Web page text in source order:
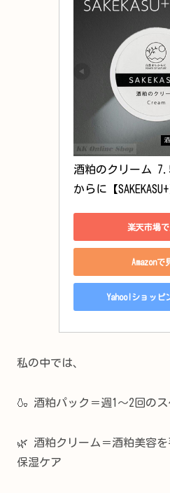
酒粕のクリーム
からに【SAKEKASU+
楽天市場
Amazonで
Yahoo!ショッピ
私の中では、
🍶 酒粕パック＝週1〜2回の
🌿 酒粕クリーム＝酒粕美容
保湿ケア